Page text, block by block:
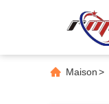
Maison>